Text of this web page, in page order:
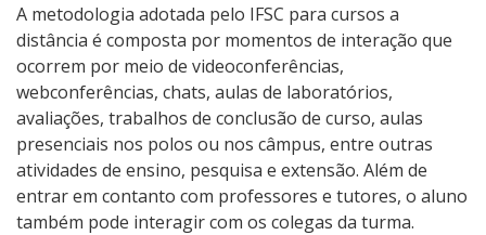
Resultados Vagas Remanescentes
Como posso estudar no IFSC?
Calendário de inscrições
Processos Seletivos
A metodologia adotada pelo IFSC para cursos a
distância é composta por momentos de interação que
ocorrem por meio de videoconferências,
webconferências, chats, aulas de laboratórios,
avaliações, trabalhos de conclusão de curso, aulas
presenciais nos polos ou nos câmpus, entre outras
atividades de ensino, pesquisa e extensão. Além de
entrar em contanto com professores e tutores, o aluno
também pode interagir com os colegas da turma.